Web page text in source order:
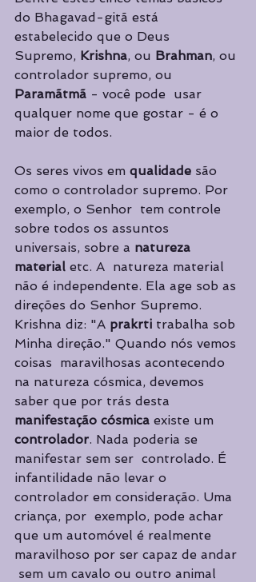
do Bhagavad-gitã está
estabelecido que o Deus
Supremo, Krishna, ou Brahman, ou
controlador supremo, ou
Paramãtmã - você pode  usar
qualquer nome que gostar - é o
maior de todos.
Os seres vivos em qualidade são
como o controlador supremo. Por
exemplo, o Senhor  tem controle
sobre todos os assuntos
universais, sobre a natureza
material etc. A  natureza material
não é independente. Ela age sob as
direções do Senhor Supremo.
Krishna diz: "A prakrti trabalha sob
Minha direção." Quando nós vemos
coisas  maravilhosas acontecendo
na natureza cósmica, devemos
saber que por trás desta
manifestação cósmica existe um
controlador. Nada poderia se
manifestar sem ser  controlado. É
infantilidade não levar o
controlador em con­sideração. Uma
criança, por  exemplo, pode achar
que um automóvel é realmente
maravilhoso por ser capaz de andar
sem um cavalo ou outro animal